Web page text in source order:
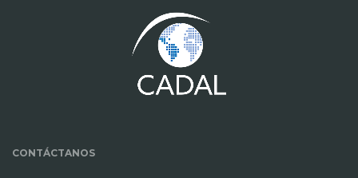
CONTÁCTANOS